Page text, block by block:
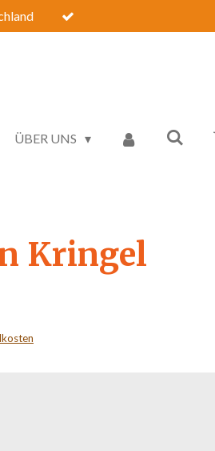
ÜBER UNS
Kringel